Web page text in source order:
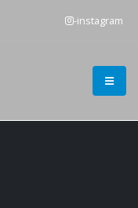
-instagram